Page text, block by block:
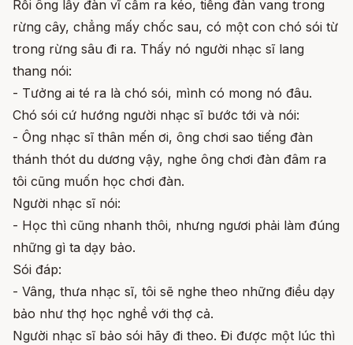
Rồi ông lấy đàn vĩ cầm ra kéo, tiếng đàn vang trong
rừng cây, chẳng mấy chốc sau, có một con chó sói từ
trong rừng sâu đi ra. Thấy nó người nhạc sĩ lang
thang nói:
- Tưởng ai té ra là chó sói, mình có mong nó đâu.
Chó sói cứ hướng người nhạc sĩ bước tới và nói:
- Ông nhạc sĩ thân mến ơi, ông chơi sao tiếng đàn
thánh thót du dương vậy, nghe ông chơi đàn đâm ra
tôi cũng muốn học chơi đàn.
Người nhạc sĩ nói:
- Học thì cũng nhanh thôi, nhưng ngươi phải làm đúng
những gì ta dạy bảo.
Sói đáp:
- Vâng, thưa nhạc sĩ, tôi sẽ nghe theo những điều dạy
bảo như thợ học nghề với thợ cả.
Người nhạc sĩ bảo sói hãy đi theo. Đi được một lúc thì